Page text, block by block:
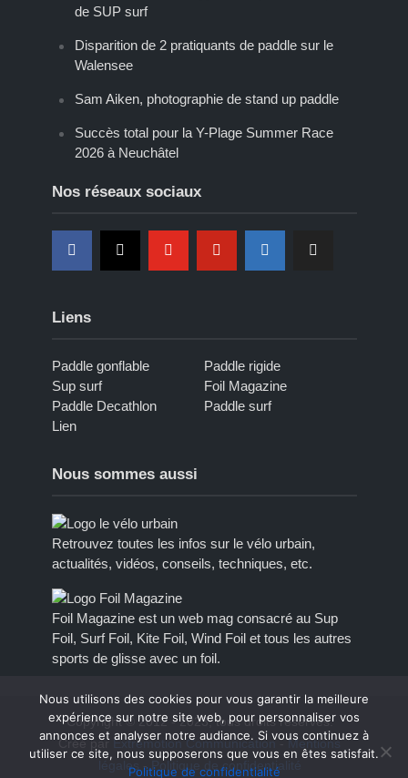
de SUP surf
Disparition de 2 pratiquants de paddle sur le
Walensee
Sam Aiken, photographie de stand up paddle
Succès total pour la Y-Plage Summer Race
2026 à Neuchâtel
Nos réseaux sociaux
Liens
Paddle gonflable
Paddle rigide
Sup surf
Foil Magazine
Paddle Decathlon
Paddle surf
Lien
Nous sommes aussi
Retrouvez toutes les infos sur le vélo urbain,
actualités, vidéos, conseils, techniques, etc.
Foil Magazine est un web mag consacré au Sup
Foil, Surf Foil, Kite Foil, Wind Foil et tous les autres
sports de glisse avec un foil.
Copyright © 2012 - 2023, tous droits réservés.
Créé par Extremotion Communication-Mentions
légales
-Politique de confidentialité
Nous utilisons des cookies pour vous garantir la meilleure
expérience sur notre site web, pour personnaliser vos
annonces et analyser notre audiance. Si vous continuez à
utiliser ce site, nous supposerons que vous en êtes satisfait.
Politique de confidentialité